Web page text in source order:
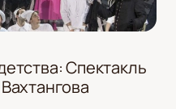
Спектакль